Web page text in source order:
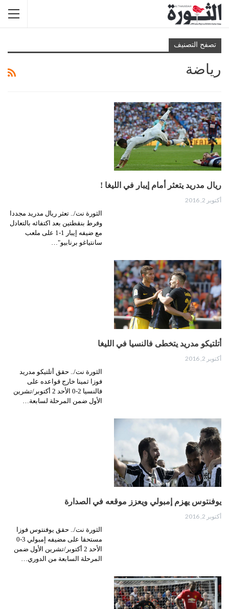
تصفح التصنيف
رياضة
ريال مدريد يتعثر أمام إيبار في الليغا !
أكتوبر 2, 2016
الثورة نت/.. تعثر ريال مدريد مجددا
وفرط بنقطتين بعد اكتفائه بالتعادل
مع ضيفه إيبار 1-1 على ملعب
سانتياغو برنابيو"…
أتلتيكو مدريد يتخطى فالنسيا في الليغا
أكتوبر 2, 2016
الثورة نت/.. حقق أتلتيكو مدريد
فوزا ثمينا خارج قواعده على
فالنسيا 2-0 الأحد 2 أكتوبر/تشرين
الأول ضمن المرحلة لسابعة…
يوفنتوس يهزم إمبولي ويعزز موقعه في الصدارة
أكتوبر 2, 2016
الثورة نت/.. حقق يوفنتوس فوزا
مستحقا على مضيفه إمبولي 3-0
الأحد 2 أكتوبر/تشرين الأول ضمن
المرحلة السابعة من الدوري…